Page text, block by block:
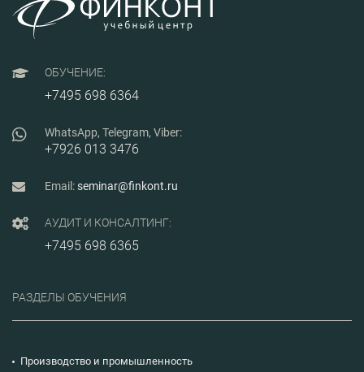
ОБУЧЕНИЕ:
+7495 698 6364
WhatsApp, Telegram, Viber:
+7926 013 3476
Email:seminar@finkont.ru
АУДИТ И КОНСАЛТИНГ:
+7495 698 6365
РАЗДЕЛЫ ОБУЧЕНИЯ
Производство и промышленность